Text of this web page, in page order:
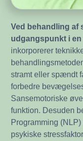
Ved behandling af
udgangspunkt i
inkorporerer
stramt eller spændt
forbedre
Sansemotoriske
funktion. Desuden
Programming
psykiske